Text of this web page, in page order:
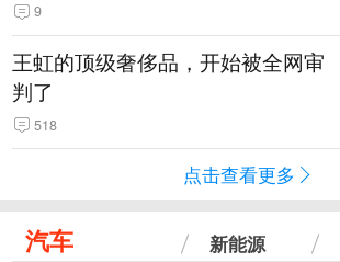
9
王虹的顶级奢侈品，开始被全网审
判了
518
点击查看更多
汽车 新能源